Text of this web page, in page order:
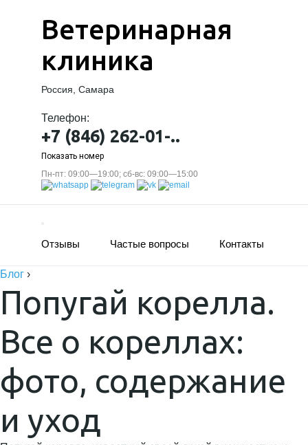
Ветеринарная
клиника
Россия, Самара
Телефон:
+7 (846) 262-01-..
Показать номер
Пн-пт: 09:00—19:00; сб-вс: 09:00—15:00
Отзывы Частые вопросы Контакты
Блог ›
Попугай корелла.
Все о кореллах:
фото, содержание
и уход